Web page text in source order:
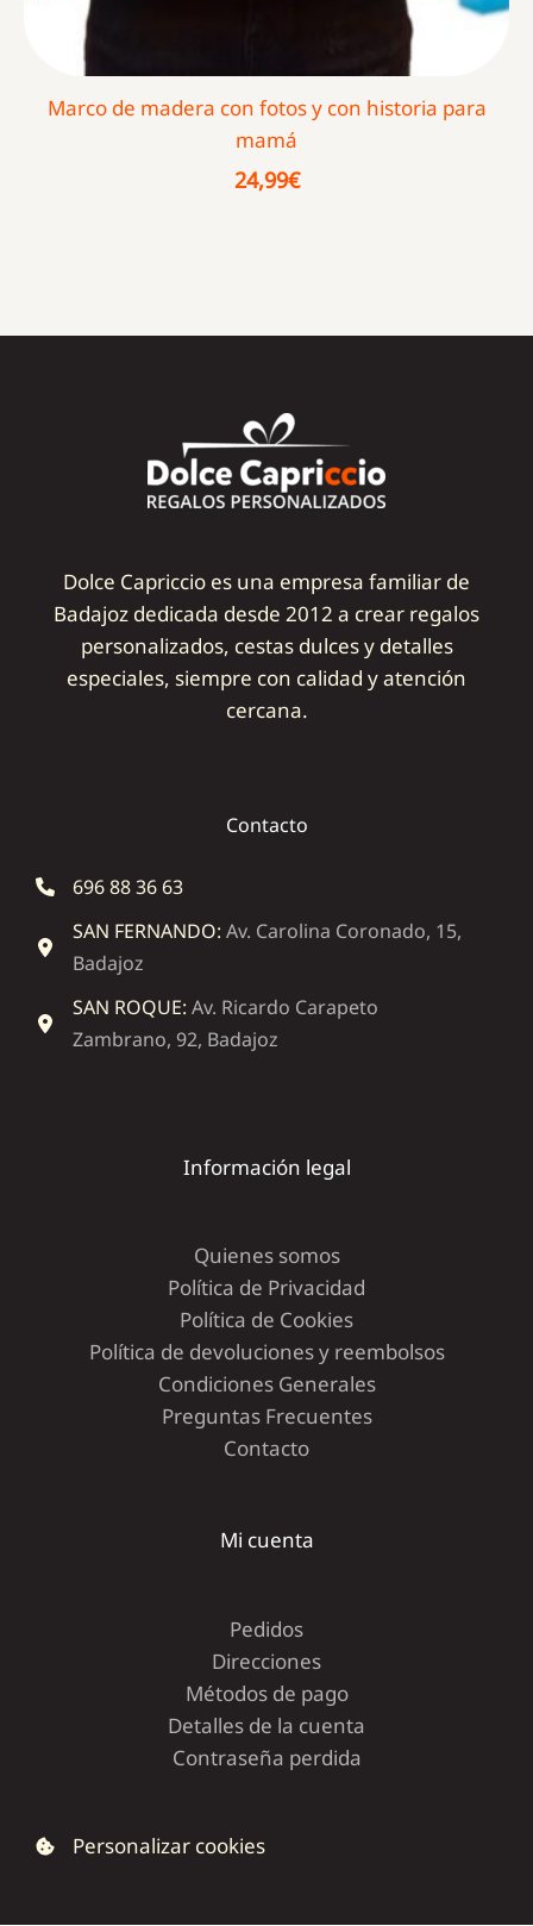
Marco de madera con fotos y con historia para
mamá
24,99€
Dolce Capriccio es una empresa familiar de
Badajoz dedicada desde 2012 a crear regalos
personalizados, cestas dulces y detalles
especiales, siempre con calidad y atención
cercana.
Contacto
696 88 36 63
SAN FERNANDO: Av. Carolina Coronado, 15,
Badajoz
SAN ROQUE: Av. Ricardo Carapeto
Zambrano, 92, Badajoz
Información legal
Quienes somos
Política de Privacidad
Política de Cookies
Política de devoluciones y reembolsos
Condiciones Generales
Preguntas Frecuentes
Contacto
Mi cuenta
Pedidos
Direcciones
Métodos de pago
Detalles de la cuenta
Contraseña perdida
Personalizar cookies